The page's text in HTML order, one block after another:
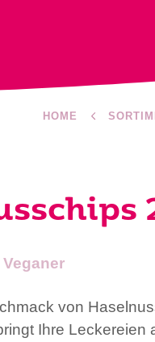
HOME
Veganer
von
Ihre Leckereien